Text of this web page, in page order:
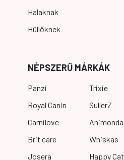
Halaknak
Hüllőknek
NÉPSZERŰ MÁRKÁK
Panzi
Royal Canin
Carnilove
Brit care
Josera
Trixie
SullerZ
Animonda
Whiskas
Happy Cat